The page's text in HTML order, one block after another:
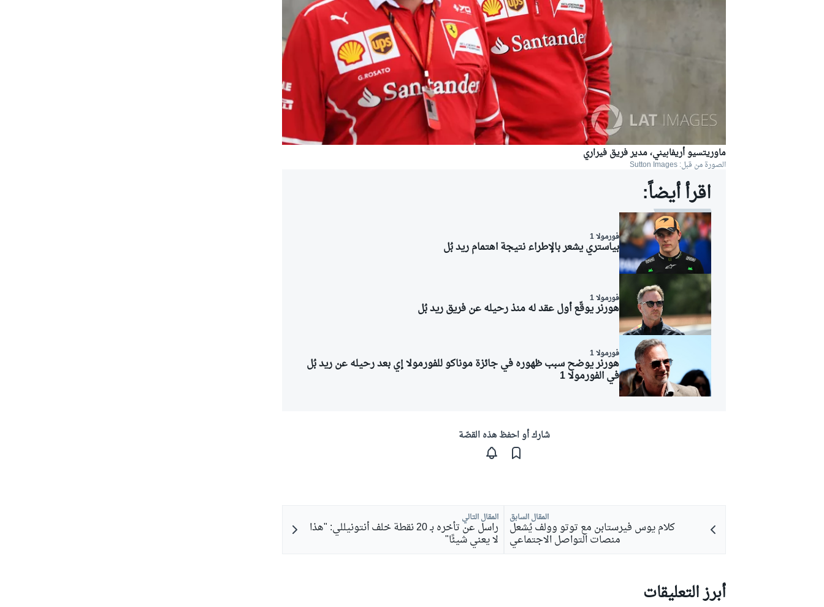
ماوريتسيو أريفابيني، مدير فريق فيراري
الصورة من قبل: Sutton Images
اقرأ أيضاً:
فورمولا 1
بياستري يشعر بالإطراء نتيجة اهتمام ريد بُل
فورمولا 1
هورنر يوقّع أول عقد له منذ رحيله عن فريق ريد بُل
فورمولا 1
هورنر يوضح سبب ظهوره في جائزة موناكو للفورمولا إي بعد رحيله عن ريد بُل
في الفورمولا 1
شارك أو احفظ هذه القصّة
المقال السابق
كلام يوس فيرستابن مع توتو وولف يُشعل
منصات التواصل الاجتماعي
المقال التالي
راسل عن تأخره بـ 20 نقطة خلف أنتونيللي: "هذا
لا يعني شيئًا"
أبرز التعليقات